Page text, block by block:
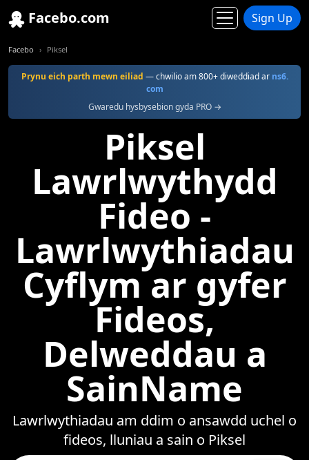
Facebo.com Sign Up
Facebo Piksel
Prynu eich parth mewn eiliad — chwilio am 800+ diweddiad ar ns6.
com
Gwaredu hysbysebion gyda PRO →
Piksel
Lawrlwythydd
Fideo -
Lawrlwythiadau
Cyflym ar gyfer
Fideos,
Delweddau a
SainName
Lawrlwythiadau am ddim o ansawdd uchel o
fideos, lluniau a sain o Piksel